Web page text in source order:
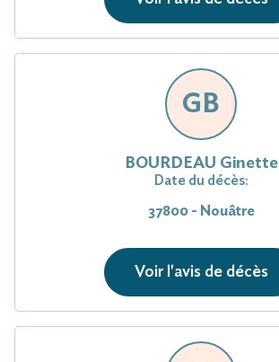
GB
BOURDEAU Ginette
Date du décès:
37800 - Nouâtre
Voir l'avis de décès